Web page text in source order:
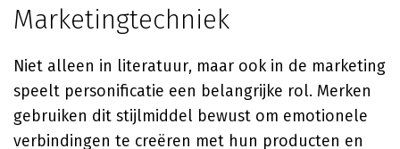
Marketingtechniek
Niet alleen in literatuur, maar ook in de marketing
speelt personificatie een belangrijke rol. Merken
gebruiken dit stijlmiddel bewust om emotionele
verbindingen te creëren met hun producten en